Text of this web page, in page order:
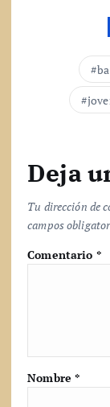
Deja
Tu dirección de
campos
Comentario *
Nombre*